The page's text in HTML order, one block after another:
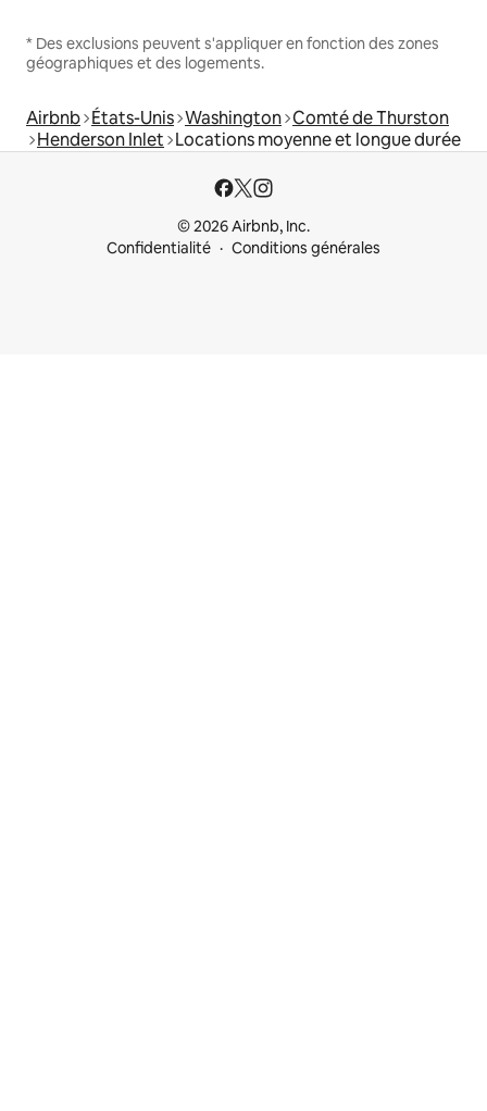
* Des exclusions peuvent s'appliquer en fonction des zones
géographiques et des logements.
Airbnb États-Unis Washington Comté de Thurston
Henderson Inlet Locations moyenne et longue durée
© 2026 Airbnb, Inc.
Confidentialité
Conditions générales